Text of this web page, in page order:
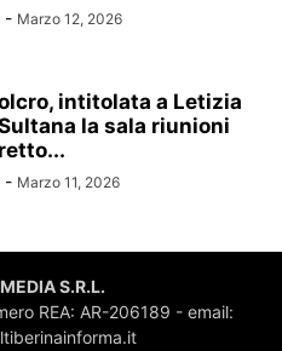
- Marzo 12, 2026
intitolata a Letizia
la sala riunioni
- Marzo 11, 2026
S.R.L.
REA: AR-206189 - email: